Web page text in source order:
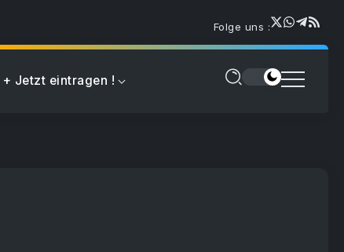
Folge uns :
+ Jetzt eintragen !